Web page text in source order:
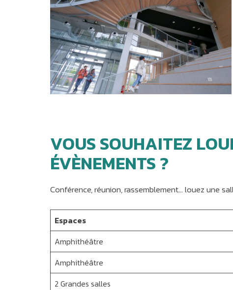
VOUS SOUHAITEZ
ÉVÈNEMENTS ?
Conférence, réunion, rassemblement… louez une
Espaces
Amphithéâtre
Amphithéâtre
2 Grandes salles